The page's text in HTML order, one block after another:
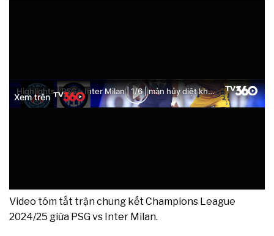
Video tóm tắt trận chung kết Champions League
2024/25 giữa PSG vs Inter Milan.